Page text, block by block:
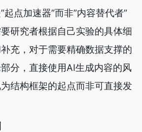
点加速器”而非”内容替代者”
研究者根据自己实验的具体细
充，对于需要精确数据支撑的
分，直接使用AI生成内容的风
结构框架的起点而非可直接发